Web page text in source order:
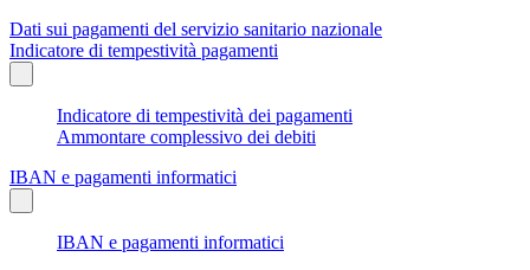
Dati sui pagamenti del servizio sanitario nazionale
Indicatore di tempestività pagamenti
Indicatore di tempestività dei pagamenti
Ammontare complessivo dei debiti
IBAN e pagamenti informatici
IBAN e pagamenti informatici